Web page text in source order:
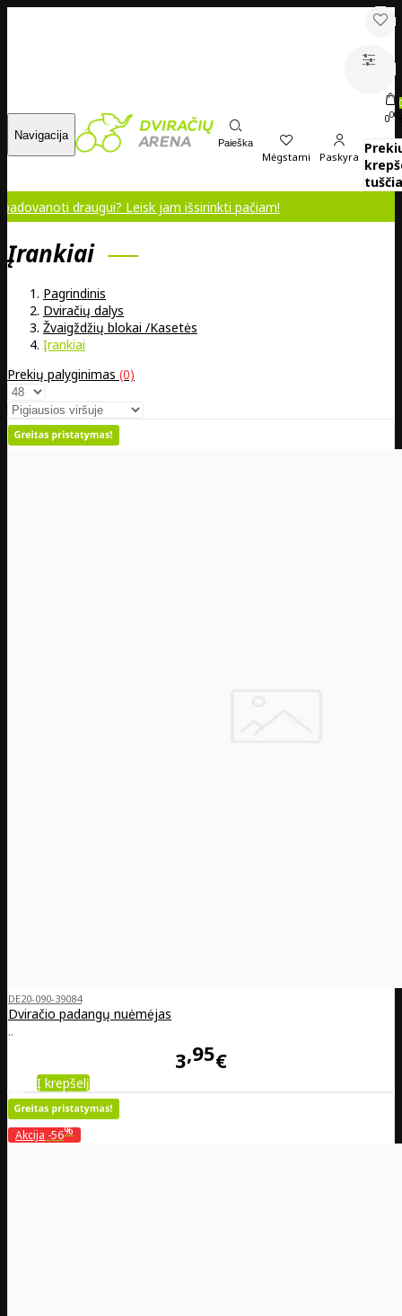
Navigacija
Paieška
Mėgstami Paskyra
000
draugui? Leisk jam išsirinkti pačiam!
Įrankiai
Pagrindinis
Dviračių dalys
Žvaigždžių blokai /Kasetės
Įrankiai
Prekių palyginimas (0)
DE20-090-39084
Dviračio padangų nuėmėjas
..
3 95€
Į krepšelį
Akcija -56%